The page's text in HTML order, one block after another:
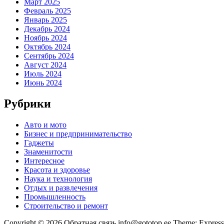
Февраль 2025
Январь 2025
Декабрь 2024
Ноябрь 2024
Октябрь 2024
Сентябрь 2024
Август 2024
Июль 2024
Июнь 2024
Рубрики
Авто и мото
Бизнес и предпринимательство
Гаджеты
Знаменитости
Интересное
Красота и здоровье
Наука и технология
Отдых и развлечения
Промышленность
Строительство и ремонт